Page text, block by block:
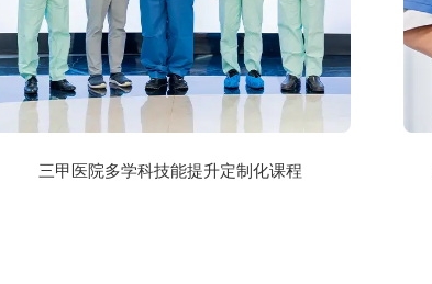
三甲医院多学科技能提升定制化课程